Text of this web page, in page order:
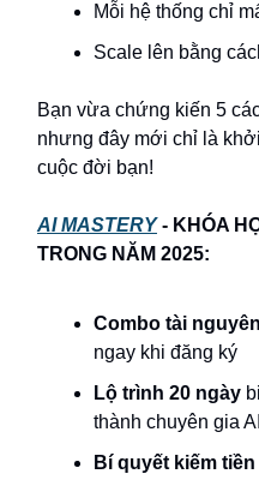
Mỗi hệ thống chỉ
Scale lên bằng
Bạn vừa chứng kiến 5
nhưng đây mới chỉ là
cuộc đời bạn!
AI MASTERY- KHÓA
TRONG NĂM 2025:
Combo tài nguyên
ngay khi đăng ký
Lộ trình 20 ngày
thành chuyên gia
Bí quyết kiếm tiền